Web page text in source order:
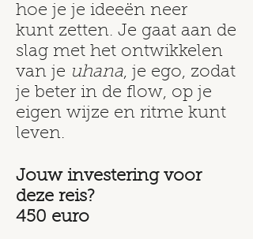
hoe je je ideeën neer
kunt zetten. Je gaat aan de
slag met het ontwikkelen
van je uhana, je ego, zodat
je beter in de flow, op je
eigen wijze en ritme kunt
leven.
Jouw investering voor
deze reis?
450 euro